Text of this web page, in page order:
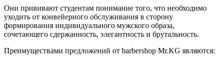
Они прививают студентам понимание того, что необходимо
уходить от конвейерного обслуживания в сторону
формирования индивидуального мужского образа,
сочетающего сдержанность, элегантность и брутальность.
Преимуществами предложений от barbershop Mr.KG являются: